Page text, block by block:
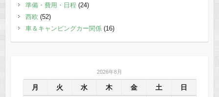
準備・費用・日程 (24)
西欧 (52)
車＆キャンピングカー関係(16)
2026年8月
月 火 水 木 金 土 日